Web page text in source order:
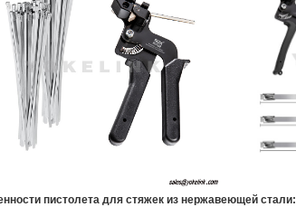
пистолета для стяжек из нержавеющей стали: